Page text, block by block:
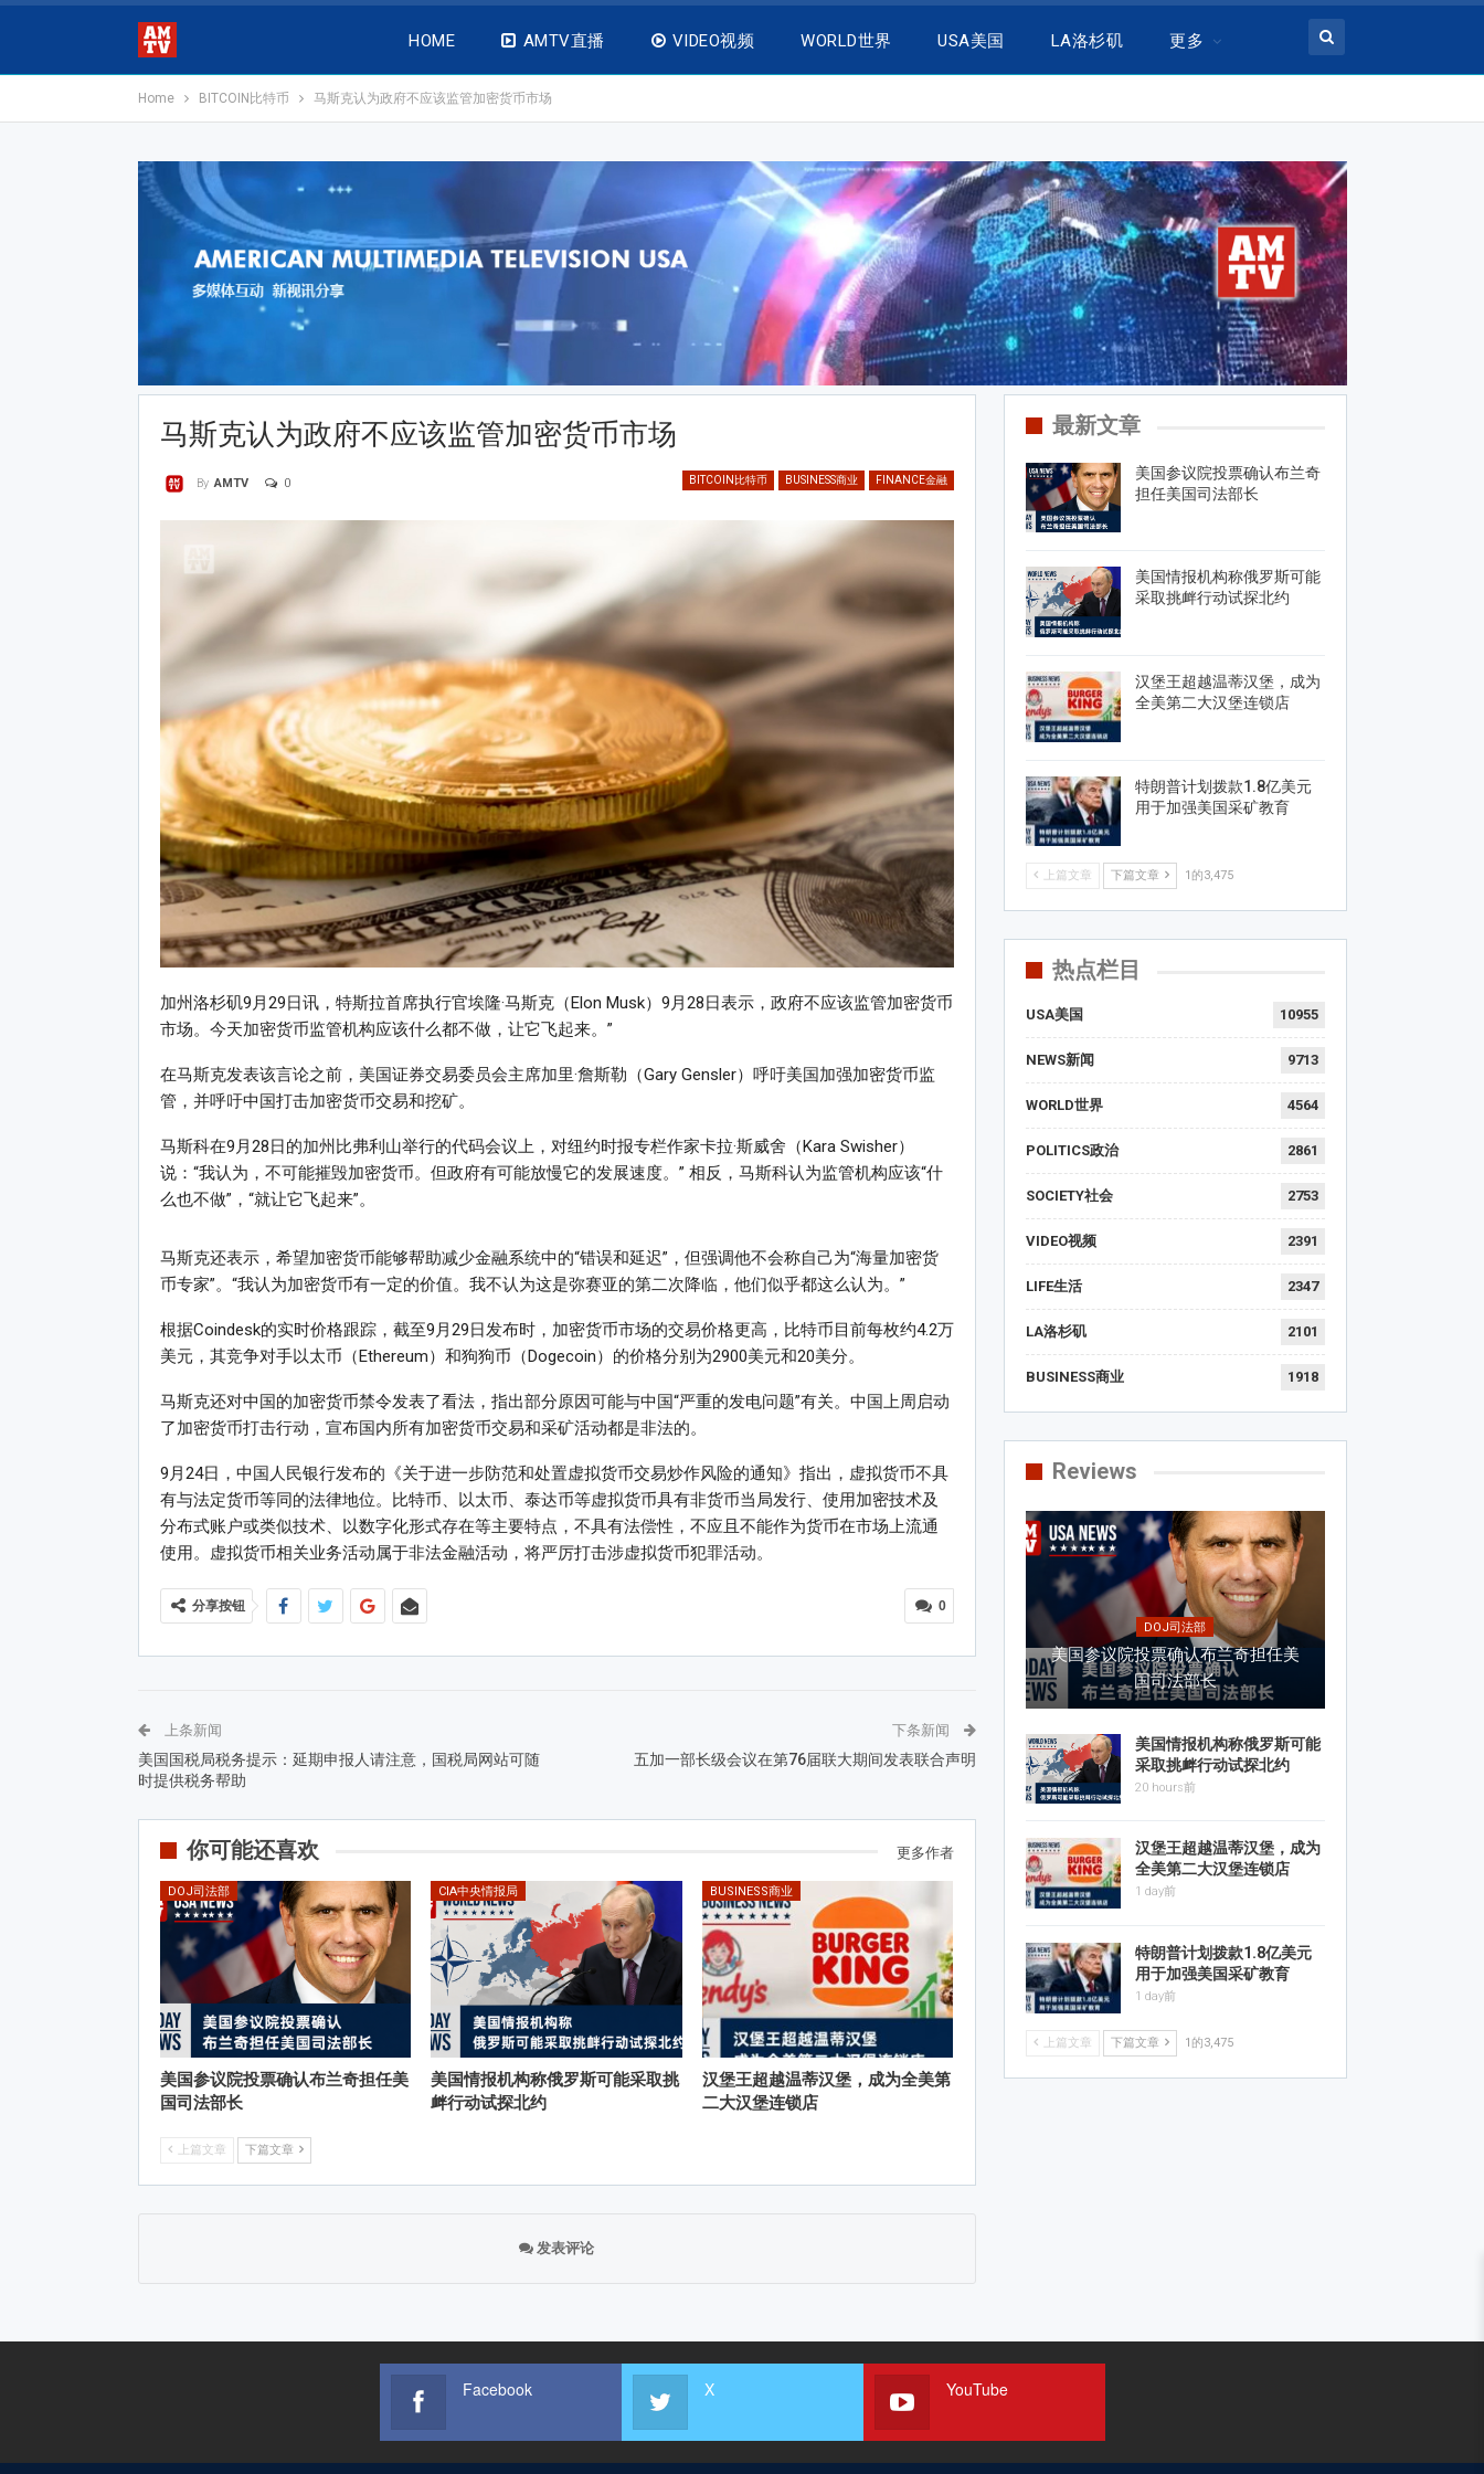
HOME AMTV直播 VIDEO视频 WORLD世界 USA美国 LA洛杉矶 更多
Home BITCOIN比特币 马斯克认为政府不应该监管加密货币市场
马斯克认为政府不应该监管加密货币市场
BITCOIN比特币 BUSINESS商业 FINANCE金融
By AMTV 0
加州洛杉矶9月29日讯，特斯拉首席执行官埃隆·马斯克（Elon Musk）9月28日表示，政府不应该监管加密货币
市场。今天加密货币监管机构应该什么都不做，让它飞起来。”
在马斯克发表该言论之前，美国证券交易委员会主席加里·詹斯勒（Gary Gensler）呼吁美国加强加密货币监
管，并呼吁中国打击加密货币交易和挖矿。
马斯科在9月28日的加州比弗利山举行的代码会议上，对纽约时报专栏作家卡拉·斯威舍（Kara Swisher）
说：“我认为，不可能摧毁加密货币。但政府有可能放慢它的发展速度。” 相反，马斯科认为监管机构应该“什
么也不做”，“就让它飞起来”。
马斯克还表示，希望加密货币能够帮助减少金融系统中的“错误和延迟”，但强调他不会称自己为“海量加密货
币专家”。“我认为加密货币有一定的价值。我不认为这是弥赛亚的第二次降临，他们似乎都这么认为。”
根据Coindesk的实时价格跟踪，截至9月29日发布时，加密货币市场的交易价格更高，比特币目前每枚约4.2万
美元，其竞争对手以太币（Ethereum）和狗狗币（Dogecoin）的价格分别为2900美元和20美分。
马斯克还对中国的加密货币禁令发表了看法，指出部分原因可能与中国“严重的发电问题”有关。中国上周启动
了加密货币打击行动，宣布国内所有加密货币交易和采矿活动都是非法的。
9月24日，中国人民银行发布的《关于进一步防范和处置虚拟货币交易炒作风险的通知》指出，虚拟货币不具
有与法定货币等同的法律地位。比特币、以太币、泰达币等虚拟货币具有非货币当局发行、使用加密技术及
分布式账户或类似技术、以数字化形式存在等主要特点，不具有法偿性，不应且不能作为货币在市场上流通
使用。虚拟货币相关业务活动属于非法金融活动，将严厉打击涉虚拟货币犯罪活动。
0
分享按钮
上条新闻
美国国税局税务提示：延期申报人请注意，国税局网站可随
时提供税务帮助
下条新闻
五加一部长级会议在第76届联大期间发表联合声明
你可能还喜欢 更多作者
DOJ司法部
美国参议院投票确认布兰奇担任美
国司法部长
CIA中央情报局
美国情报机构称俄罗斯可能采取挑
衅行动试探北约
BUSINESS商业
汉堡王超越温蒂汉堡，成为全美第
二大汉堡连锁店
上篇文章 下篇文章
发表评论
最新文章
美国参议院投票确认布兰奇
担任美国司法部长
美国情报机构称俄罗斯可能
采取挑衅行动试探北约
汉堡王超越温蒂汉堡，成为
全美第二大汉堡连锁店
特朗普计划拨款1.8亿美元
用于加强美国采矿教育
上篇文章 下篇文章 1的3,475
热点栏目
USA美国 10955
NEWS新闻 9713
WORLD世界 4564
POLITICS政治 2861
SOCIETY社会 2753
VIDEO视频 2391
LIFE生活 2347
LA洛杉矶 2101
BUSINESS商业 1918
Reviews
DOJ司法部
美国参议院投票确认布兰奇担任美
国司法部长
美国情报机构称俄罗斯可能
采取挑衅行动试探北约
20 hours前
汉堡王超越温蒂汉堡，成为
全美第二大汉堡连锁店
1 day前
特朗普计划拨款1.8亿美元
用于加强美国采矿教育
1 day前
上篇文章 下篇文章 1的3,475
Facebook X YouTube